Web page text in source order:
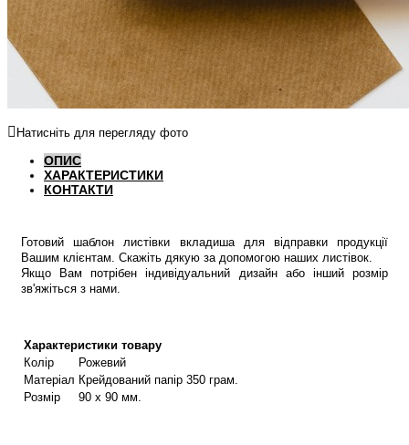
Натисніть для перегляду фото
ОПИС
ХАРАКТЕРИСТИКИ
КОНТАКТИ
Готовий шаблон листівки вкладиша для відправки продукції
Вашим клієнтам. Скажіть дякую за допомогою наших листівок.
Якщо Вам потрібен індивідуальний дизайн або інший розмір
зв'яжіться з нами.
Характеристики товару
Колір
Рожевий
Матеріал Крейдований папір 350 грам.
Розмір
90 х 90 мм.